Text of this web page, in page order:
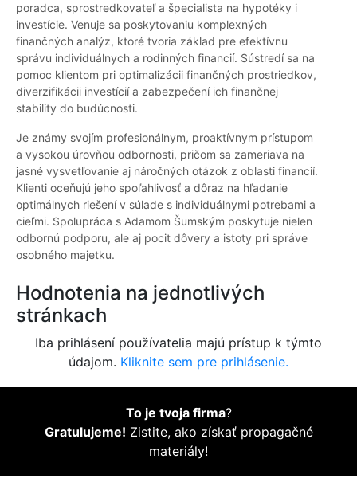
poradca, sprostredkovateľ a špecialista na hypotéky i
investície. Venuje sa poskytovaniu komplexných
finančných analýz, ktoré tvoria základ pre efektívnu
správu individuálnych a rodinných financií. Sústredí sa na
pomoc klientom pri optimalizácii finančných prostriedkov,
diverzifikácii investícií a zabezpečení ich finančnej
stability do budúcnosti.
Je známy svojím profesionálnym, proaktívnym prístupom
a vysokou úrovňou odbornosti, pričom sa zameriava na
jasné vysvetľovanie aj náročných otázok z oblasti financií.
Klienti oceňujú jeho spoľahlivosť a dôraz na hľadanie
optimálnych riešení v súlade s individuálnymi potrebami a
cieľmi. Spolupráca s Adamom Šumským poskytuje nielen
odbornú podporu, ale aj pocit dôvery a istoty pri správe
osobného majetku.
Hodnotenia na jednotlivých
stránkach
Iba prihlásení používatelia majú prístup k týmto
údajom. Kliknite sem pre prihlásenie.
To je tvoja firma?
Gratulujeme! Zistite, ako získať propagačné
materiály!